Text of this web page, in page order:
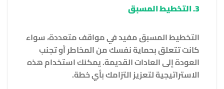
3. التخطيط المسبق
التخطيط المسبق مفيد في مواقف متعددة، سواء
كانت تتعلق بحماية نفسك من المخاطر أو تجنب
العودة إلى العادات القديمة. يمكنك استخدام هذه
الاستراتيجية لتعزيز التزامك بأي خطة.